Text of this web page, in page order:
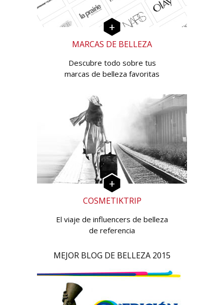
MARCAS DE BELLEZA
Descubre todo sobre tus
marcas de belleza favoritas
COSMETIKTRIP
El viaje de influencers de belleza
de referencia
MEJOR BLOG DE BELLEZA 2015